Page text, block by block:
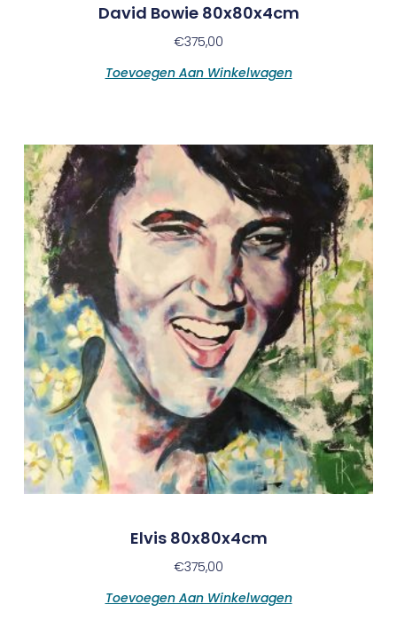
David Bowie 80x80x4cm
€375,00
Toevoegen Aan Winkelwagen
Elvis 80x80x4cm
€375,00
Toevoegen Aan Winkelwagen